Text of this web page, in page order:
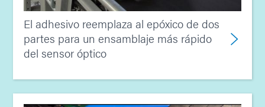
El adhesivo reemplaza al epóxico de dos
partes para un ensamblaje más rápido
del sensor óptico